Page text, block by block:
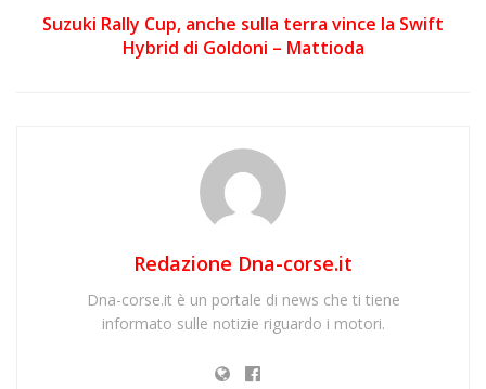
Suzuki Rally Cup, anche sulla terra vince la Swift
Hybrid di Goldoni – Mattioda
Redazione Dna-corse.it
Dna-corse.it è un portale di news che ti tiene
informato sulle notizie riguardo i motori.